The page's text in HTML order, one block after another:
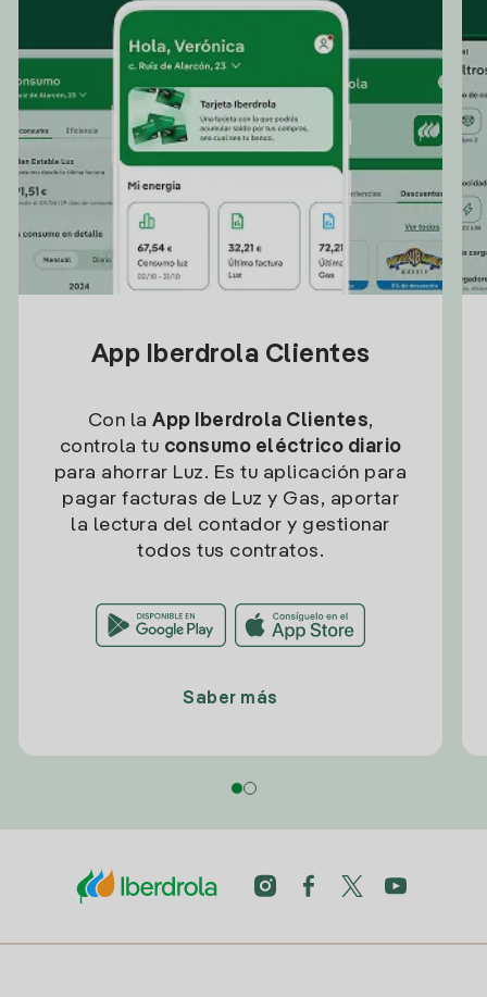
App Iberdrola Clientes
Con la App Iberdrola Clientes,
controla tu consumo eléctrico diario
para ahorrar Luz. Es tu aplicación para
pagar facturas de Luz y Gas, aportar
la lectura del contador y gestionar
todos tus contratos.
Saber más